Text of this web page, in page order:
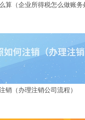
算（企业所得税怎么做账务
销（办理注销公司流程）